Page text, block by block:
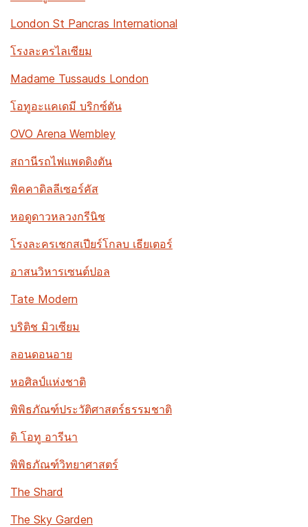
London St Pancras International
โรงละครไลเซียม
Madame Tussauds London
โอทูอะแคเดมี บริกซ์ตัน
OVO Arena Wembley
สถานีรถไฟแพดดิงตัน
พิคคาดิลลีเซอร์คัส
หอดูดาวหลวงกรีนิช
โรงละครเชกสเปียร์โกลบ เธียเตอร์
อาสนวิหารเซนต์ปอล
Tate Modern
บริติช มิวเซียม
ลอนดอนอาย
หอศิลป์แห่งชาติ
พิพิธภัณฑ์ประวัติศาสตร์ธรรมชาติ
ดิ โอทู อารีนา
พิพิธภัณฑ์วิทยาศาสตร์
The Shard
The Sky Garden